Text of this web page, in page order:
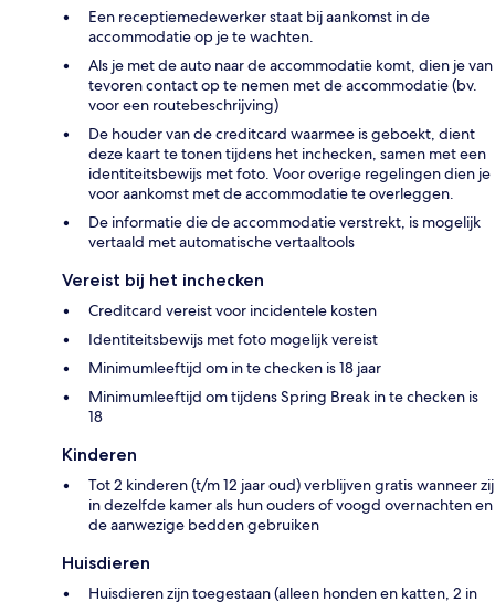
Een receptiemedewerker staat bij aankomst in de
accommodatie op je te wachten.
Als je met de auto naar de accommodatie komt, dien je van
tevoren contact op te nemen met de accommodatie (bv.
voor een routebeschrijving)
De houder van de creditcard waarmee is geboekt, dient
deze kaart te tonen tijdens het inchecken, samen met een
identiteitsbewijs met foto. Voor overige regelingen dien je
voor aankomst met de accommodatie te overleggen.
De informatie die de accommodatie verstrekt, is mogelijk
vertaald met automatische vertaaltools
Vereist bij het inchecken
Creditcard vereist voor incidentele kosten
Identiteitsbewijs met foto mogelijk vereist
Minimumleeftijd om in te checken is 18 jaar
Minimumleeftijd om tijdens Spring Break in te checken is
18
Kinderen
Tot 2 kinderen (t/m 12 jaar oud) verblijven gratis wanneer zij
in dezelfde kamer als hun ouders of voogd overnachten en
de aanwezige bedden gebruiken
Huisdieren
Huisdieren zijn toegestaan (alleen honden en katten, 2 in